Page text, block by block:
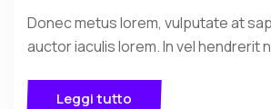
Donec metus lorem, vulputate at
auctor iaculis lorem. In vel hendrerit
Leggi tutto